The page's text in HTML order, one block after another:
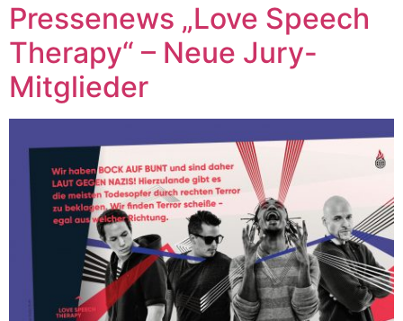
Pressenews „Love Speech
Therapy“ – Neue Jury-
Mitglieder